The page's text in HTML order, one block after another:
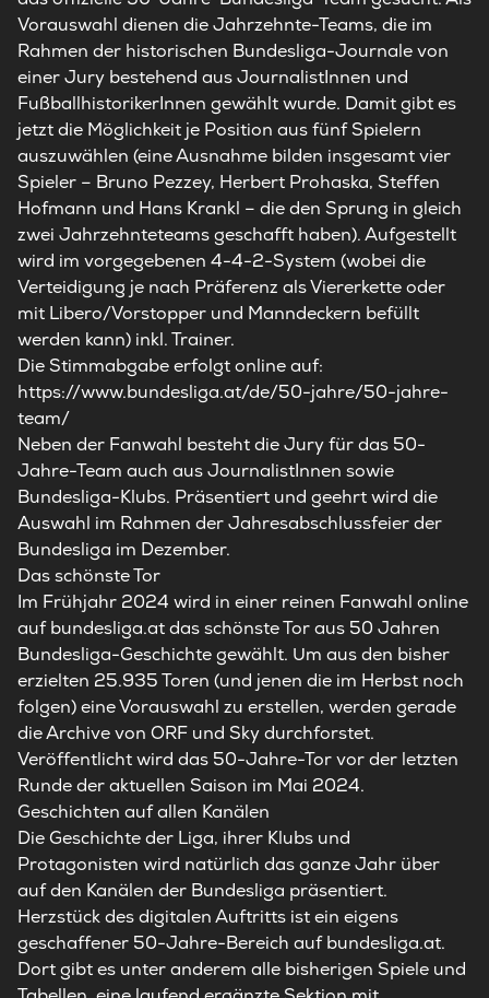
Vorauswahl dienen die Jahrzehnte-Teams, die im
Rahmen der historischen Bundesliga-Journale von
einer Jury bestehend aus JournalistInnen und
FußballhistorikerInnen gewählt wurde. Damit gibt es
jetzt die Möglichkeit je Position aus fünf Spielern
auszuwählen (eine Ausnahme bilden insgesamt vier
Spieler – Bruno Pezzey, Herbert Prohaska, Steffen
Hofmann und Hans Krankl – die den Sprung in gleich
zwei Jahrzehnteteams geschafft haben). Aufgestellt
wird im vorgegebenen 4-4-2-System (wobei die
Verteidigung je nach Präferenz als Viererkette oder
mit Libero/Vorstopper und Manndeckern befüllt
werden kann) inkl. Trainer.
Die Stimmabgabe erfolgt online auf:
https://www.bundesliga.at/de/50-jahre/50-jahre-
team/
Neben der Fanwahl besteht die Jury für das 50-
Jahre-Team auch aus JournalistInnen sowie
Bundesliga-Klubs. Präsentiert und geehrt wird die
Auswahl im Rahmen der Jahresabschlussfeier der
Bundesliga im Dezember.
Das schönste Tor
Im Frühjahr 2024 wird in einer reinen Fanwahl online
auf bundesliga.at das schönste Tor aus 50 Jahren
Bundesliga-Geschichte gewählt. Um aus den bisher
erzielten 25.935 Toren (und jenen die im Herbst noch
folgen) eine Vorauswahl zu erstellen, werden gerade
die Archive von ORF und Sky durchforstet.
Veröffentlicht wird das 50-Jahre-Tor vor der letzten
Runde der aktuellen Saison im Mai 2024.
Geschichten auf allen Kanälen
Die Geschichte der Liga, ihrer Klubs und
Protagonisten wird natürlich das ganze Jahr über
auf den Kanälen der Bundesliga präsentiert.
Herzstück des digitalen Auftritts ist ein eigens
geschaffener 50-Jahre-Bereich auf bundesliga.at.
Dort gibt es unter anderem alle bisherigen Spiele und